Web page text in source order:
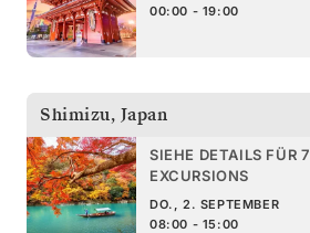
00:00 - 19:00
Shimizu, Japan
SIEHE DETAILS FÜR 7
EXCURSIONS
DO., 2. SEPTEMBER
08:00 - 15:00